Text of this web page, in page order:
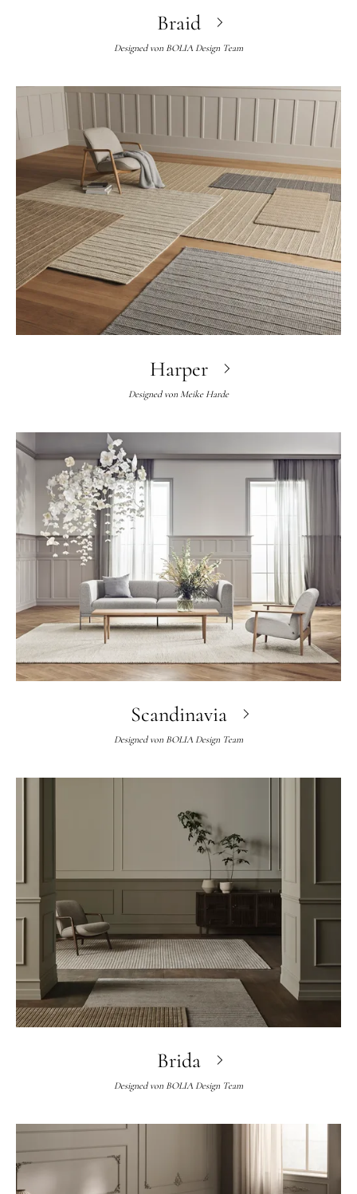
Braid
Designed von BOLIA Design Team
Harper
Designed von Meike Harde
Scandinavia
Designed von BOLIA Design Team
Brida
Designed von BOLIA Design Team